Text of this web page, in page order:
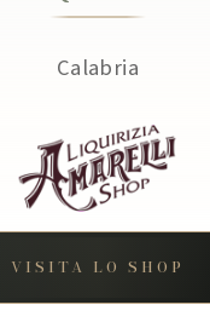
Calabria
VISITA LO SHOP